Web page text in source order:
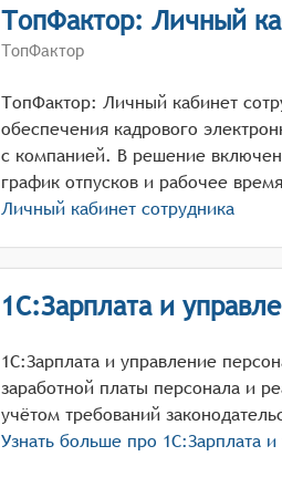
ТопФактор: Личный
ТопФактор
ТопФактор: Личный кабинет
обеспечения кадрового
с компанией. В решение
график отпусков и рабочее
Личный кабинет сотрудника
1С:Зарплата и
1С:Зарплата и управление
заработной платы персонала и
учётом требований
Узнать больше про 1С:Зарплата